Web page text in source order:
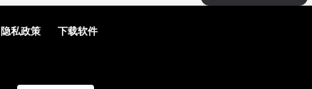
隐私政策 下载软件